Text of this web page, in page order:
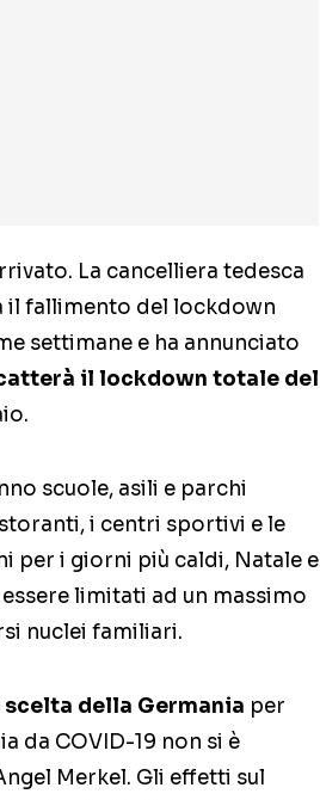
La cancelliera tedesca
il fallimento del lockdown
settimane e ha annunciato
il lockdown totale del
scuole, asili e parchi
i centri sportivi e le
per i giorni più caldi, Natale e
limitati ad un massimo
nuclei familiari.
della Germania per
da COVID-19 non si è
Merkel. Gli effetti sul